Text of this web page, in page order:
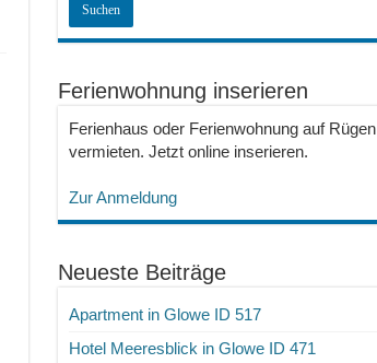
Ferienwohnung inserieren
Ferienhaus oder Ferienwohnung auf Rügen
vermieten. Jetzt online inserieren.
Zur Anmeldung
Neueste Beiträge
Apartment in Glowe ID 517
Hotel Meeresblick in Glowe ID 471